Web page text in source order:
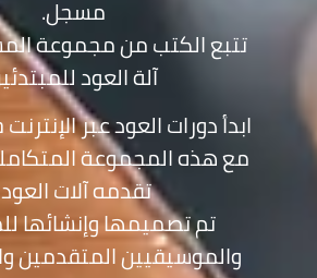
الكتب من مجموعة المسنّ - منهج
آلة العود للمبتدئين
العود عبر الإنترنت حسب الطلب
المجموعة المتكاملة من كل ما
تقدمه آلات العود!
تصميمها وإنشائها للمبتدئين
المتقدمين والمحترفين.